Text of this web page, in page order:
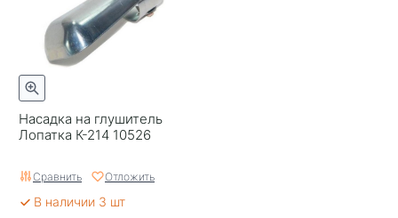
Насадка на глушитель
Лопатка К-214 10526
Сравнить Отложить
В наличии 3 шт